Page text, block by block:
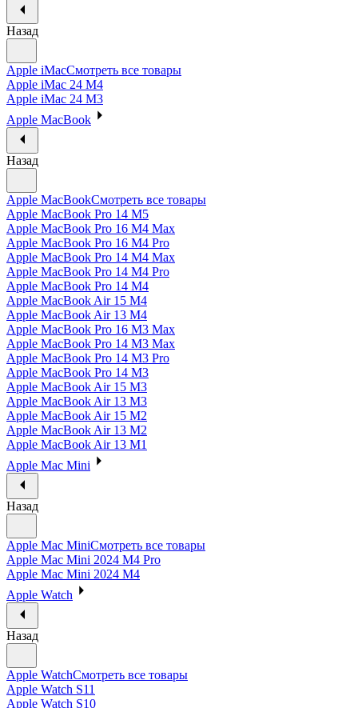
Назад
Apple iMacСмотреть все товары
Apple iMac 24 M4
Apple iMac 24 M3
Apple MacBook
Назад
Apple MacBookСмотреть все товары
Apple MacBook Pro 14 M5
Apple MacBook Pro 16 M4 Max
Apple MacBook Pro 16 M4 Pro
Apple MacBook Pro 14 M4 Max
Apple MacBook Pro 14 M4 Pro
Apple MacBook Pro 14 M4
Apple MacBook Air 15 M4
Apple MacBook Air 13 M4
Apple MacBook Pro 16 M3 Max
Apple MacBook Pro 14 M3 Max
Apple MacBook Pro 14 M3 Pro
Apple MacBook Pro 14 M3
Apple MacBook Air 15 M3
Apple MacBook Air 13 M3
Apple MacBook Air 15 M2
Apple MacBook Air 13 M2
Apple MacBook Air 13 M1
Apple Mac Mini
Назад
Apple Mac MiniСмотреть все товары
Apple Mac Mini 2024 M4 Pro
Apple Mac Mini 2024 M4
Apple Watch
Назад
Apple WatchСмотреть все товары
Apple Watch S11
Apple Watch S10